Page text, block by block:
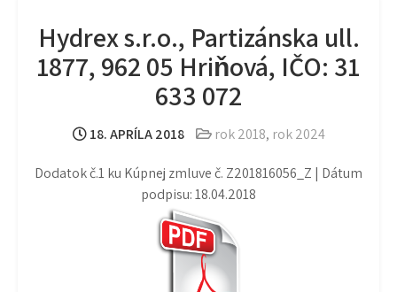
Hydrex s.r.o., Partizánska ull.
1877, 962 05 Hriňová, IČO: 31
633 072
18. APRÍLA 2018 rok 2018, rok 2024
Dodatok č.1 ku Kúpnej zmluve č. Z201816056_Z | Dátum
podpisu: 18.04.2018